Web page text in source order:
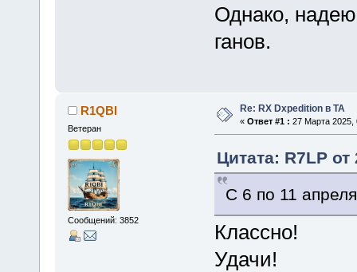
Однако,
ганов.
R1QBI
Ветеран
Сообщений: 3852
Re: RX Dxpedition в TA
« Ответ #1 : 27 Марта 2025,
Цитата: R7LP
С 6 по 11
Классно!
Удачи!